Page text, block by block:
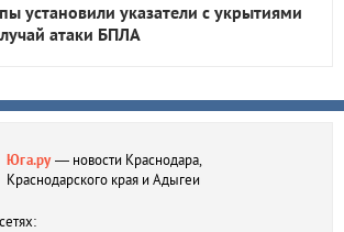
установили указатели с укрытиями
атаки БПЛА
Юга.ру— новости Краснодара,
Краснодарского края и Адыгеи